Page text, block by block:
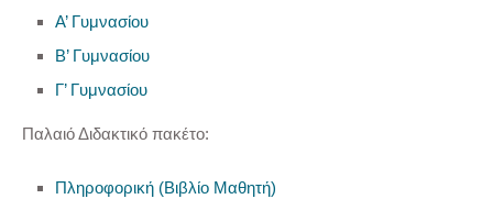
Α’ Γυμνασίου
Β’ Γυμνασίου
Γ’ Γυμνασίου
Παλαιό Διδακτικό πακέτο:
Πληροφορική (Βιβλίο Μαθητή)